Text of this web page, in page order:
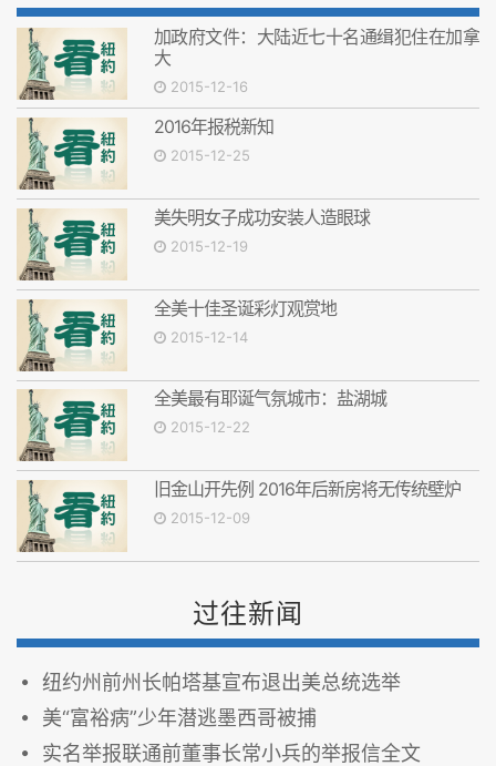
加政府文件：大陆近七十名通缉犯住在加拿
大
2015-12-16
2016年报税新知
2015-12-25
美失明女子成功安装人造眼球
2015-12-19
全美十佳圣诞彩灯观赏地
2015-12-14
全美最有耶诞气氛城市：盐湖城
2015-12-22
旧金山开先例 2016年后新房将无传统壁炉
2015-12-09
过往新闻
纽约州前州长帕塔基宣布退出美总统选举
美“富裕病”少年潜逃墨西哥被捕
实名举报联通前董事长常小兵的举报信全文